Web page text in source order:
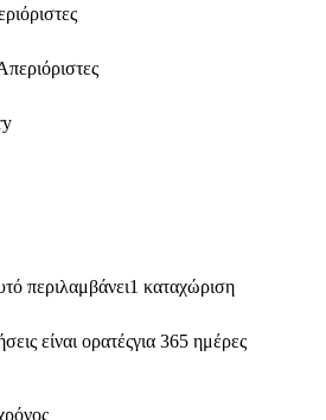
περιλαμβάνει1 καταχώριση
είναι ορατέςγια 365 ημέρες